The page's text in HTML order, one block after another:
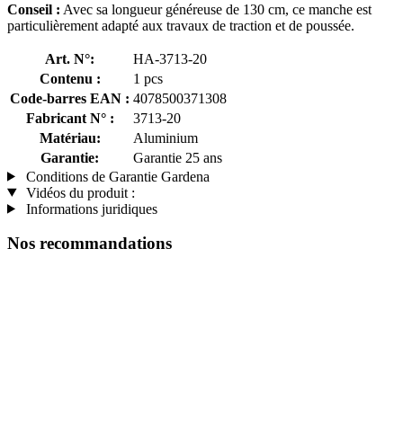
Conseil : Avec sa longueur généreuse de 130 cm, ce manche est
particulièrement adapté aux travaux de traction et de poussée.
Art. N°:
HA-3713-20
Contenu :
1 pcs
Code-barres EAN : 4078500371308
Fabricant N° :
3713-20
Matériau:
Aluminium
Garantie:
Garantie 25 ans
Conditions de Garantie Gardena
Vidéos du produit :
Informations juridiques
Nos recommandations